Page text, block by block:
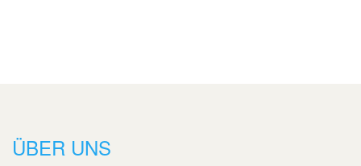
ÜBER UNS